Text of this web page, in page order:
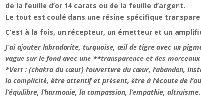
de la feuille d’or 14 carats ou de la feuille d’argent.
Le tout est coulé dans une résine spécifique
C’est à la fois, un récepteur, un émetteur et un
J’ai ajouter labradorite, turquoise, œil de tigre avec un
vague sur le fond avec une **transparence et des
*Vert : (chakra du cœur) l’ouverture du cœur, l’abandon,
la complicité, être attentif et présent, être à l’écoute de
l’équilibre, l’harmonie, la compassion, l’empathie,